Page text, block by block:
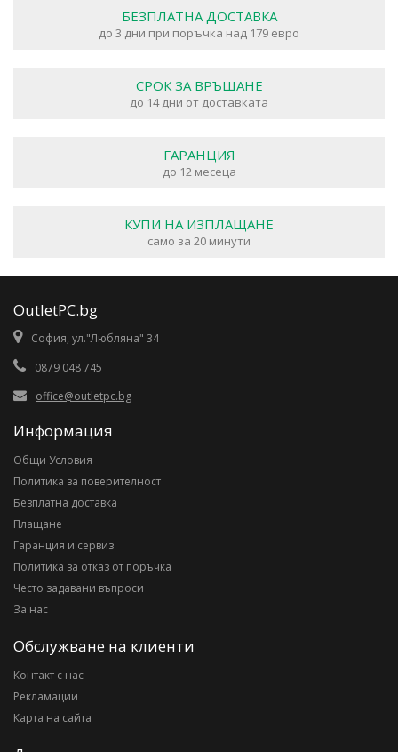
БЕЗПЛАТНА ДОСТАВКА
до 3 дни при поръчка над 179 евро
СРОК ЗА ВРЪЩАНЕ
до 14 дни от доставката
ГАРАНЦИЯ
до 12 месеца
КУПИ НА ИЗПЛАЩАНЕ
само за 20 минути
OutletPC.bg
София, ул."Любляна" 34
0879 048 745
office@outletpc.bg
Информация
Общи Условия
Политика за поверителност
Безплатна доставка
Плащане
Гаранция и сервиз
Политика за отказ от поръчка
Често задавани въпроси
За нас
Обслужване на клиенти
Контакт с нас
Рекламации
Карта на сайта